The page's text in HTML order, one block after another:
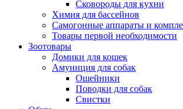
Сковороды для кухни
Химия для бассейнов
Самогонные аппараты и
Товары первой необходимости
Зоотовары
Домики для кошек
Амуниция для собак
Ошейники
Поводки для собак
Свистки